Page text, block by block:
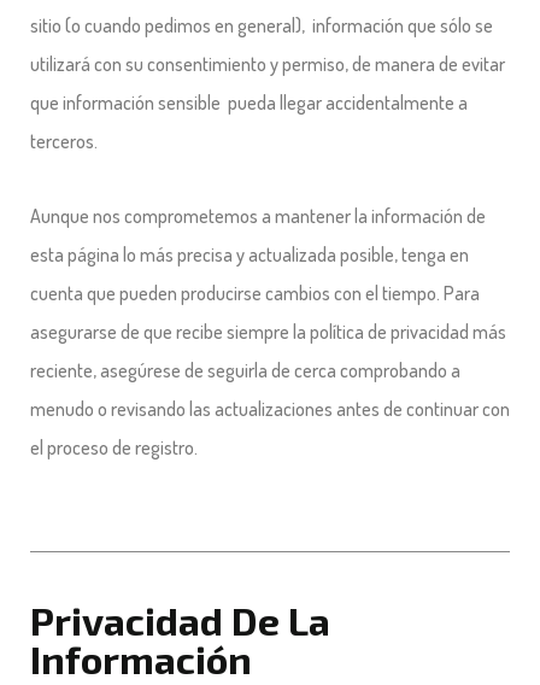
sitio (o cuando pedimos en general), información que sólo se
utilizará con su consentimiento y permiso, de manera de evitar
que información sensible pueda llegar accidentalmente a
terceros.
Aunque nos comprometemos a mantener la información de
esta página lo más precisa y actualizada posible, tenga en
cuenta que pueden producirse cambios con el tiempo. Para
asegurarse de que recibe siempre la política de privacidad más
reciente, asegúrese de seguirla de cerca comprobando a
menudo o revisando las actualizaciones antes de continuar con
el proceso de registro.
Privacidad De La
Información